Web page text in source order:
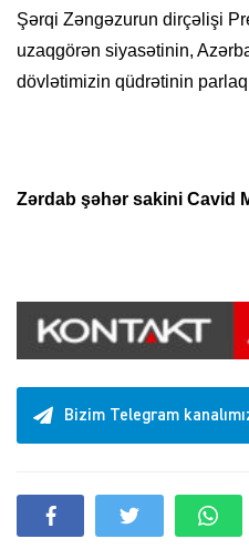
Şərqi Zəngəzurun dirçəlişi
uzaqgörən siyasətinin,
dövlətimizin qüdrətinin
Zərdab şəhər sakini Cavid
Bizim Telegram